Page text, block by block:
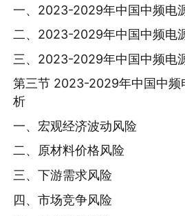
一、2023-2029年中国中频电
二、2023-2029年中国中频电
三、2023-2029年中国中频电
第三节 2023-2029年中国中频
析
一、宏观经济波动风险
二、原材料价格风险
三、下游需求风险
四、市场竞争风险